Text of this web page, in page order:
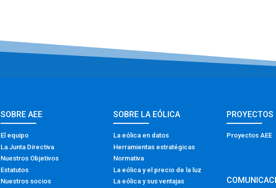
SOBRE AEE
El equipo
La Junta Directiva
Nuestros Objetivos
Estatutos
Nuestros socios
SOBRE LA EÓLICA
La eólica en datos
Herramientas estratégicas
Normativa
La eólica y el precio de la luz
La eólica y sus ventajas
PROYECTOS
Proyectos AEE